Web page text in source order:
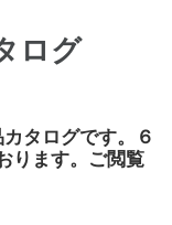
ログ
タログです。６
ります。ご閲覧